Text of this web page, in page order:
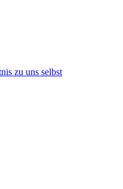
zu uns selbst